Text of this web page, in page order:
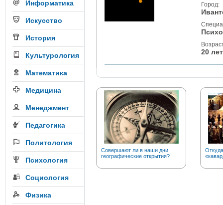
Информатика
Искусство
История
Культурология
Математика
Медицина
Менеджмент
Педагогика
Политология
Психология
Социология
Физика
Город:
20 лет
Совершают ли в наши дни
географические открытия?